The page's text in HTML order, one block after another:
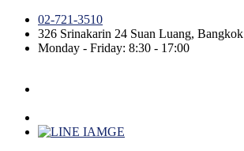
02-721-3510
326 Srinakarin 24 Suan Luang, Bangkok
Monday - Friday: 8:30 - 17:00